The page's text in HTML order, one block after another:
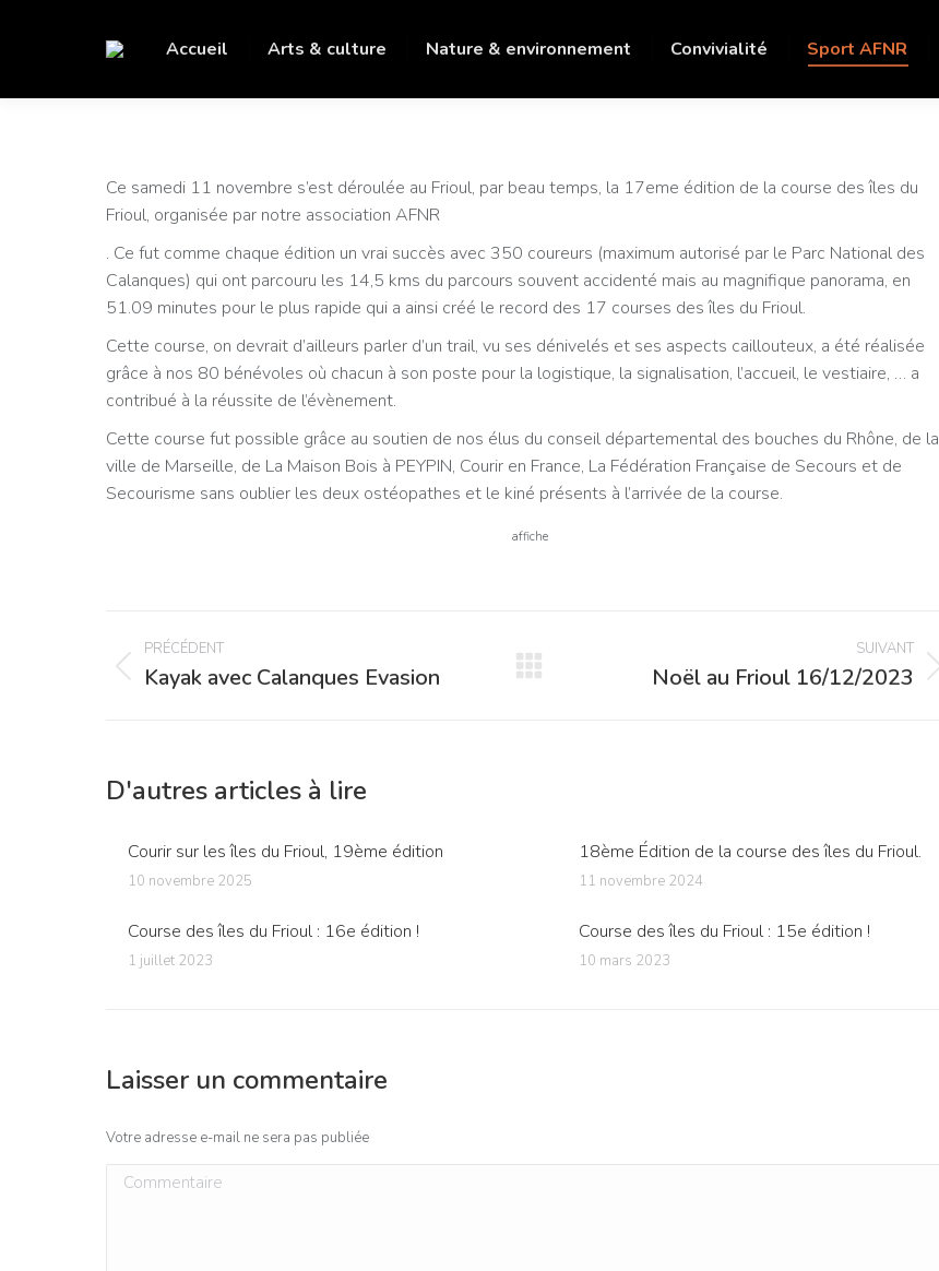
Accueil Arts & culture Nature & environnement Convivialité Sport AFNR
Ce samedi 11 novembre s’est déroulée au Frioul, par beau temps, la 17eme édition de la course des îles du
Frioul, organisée par notre association AFNR
. Ce fut comme chaque édition un vrai succès avec 350 coureurs (maximum autorisé par le Parc National des
Calanques) qui ont parcouru les 14,5 kms du parcours souvent accidenté mais au magnifique panorama, en
51.09 minutes pour le plus rapide qui a ainsi créé le record des 17 courses des îles du Frioul.
Cette course, on devrait d’ailleurs parler d’un trail, vu ses dénivelés et ses aspects caillouteux, a été réalisée
grâce à nos 80 bénévoles où chacun à son poste pour la logistique, la signalisation, l’accueil, le vestiaire, … a
contribué à la réussite de l’évènement.
Cette course fut possible grâce au soutien de nos élus du conseil départemental des bouches du Rhône, de la
ville de Marseille, de La Maison Bois à PEYPIN, Courir en France, La Fédération Française de Secours et de
Secourisme sans oublier les deux ostéopathes et le kiné présents à l’arrivée de la course.
affiche
Navigation
article
PRÉCÉDENT
Article
Kayak avec Calanques Evasion
SUIVANT
Noël au Frioul 16/12/2023
D'autres articles à lire
Courir sur les îles du Frioul, 19ème édition
10 novembre 2025
18ème Édition de la course des îles du Frioul.
11 novembre 2024
Course des îles du Frioul : 16e édition !
1 juillet 2023
Course des îles du Frioul : 15e édition !
10 mars 2023
Laisser un commentaire
Votre adresse e-mail ne sera pas publiée
Commentaire